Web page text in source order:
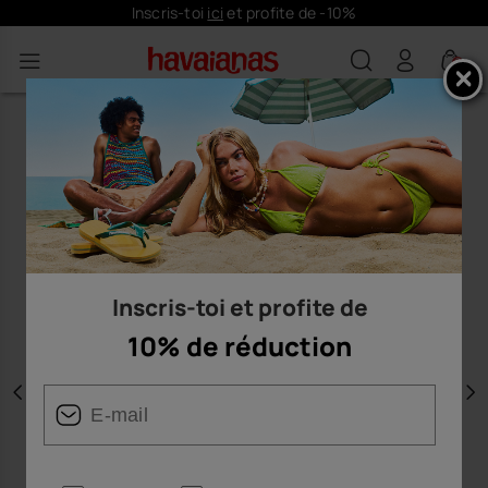
Inscris-toi ici et profite de -10%
0
Précédent
Inscris-toi et profite de
10% de réduction